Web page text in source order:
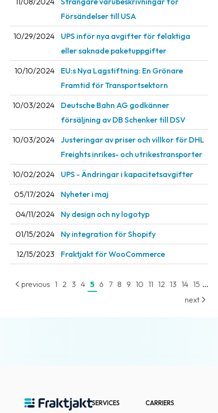
Försändelser till USA
10/29/2024
UPS inför nya avgifter för felaktiga
eller saknade paketuppgifter
10/10/2024
EU:s Nya Lagstiftning: En Grönare
Framtid för Transportsektorn
10/03/2024
Deutsche Bahn AG godkänner
försäljning av DB Schenker till DSV
10/03/2024
Justeringar av priser och villkor för DHL
Freights inrikes- och utrikestransporter
10/02/2024 UPS - Ändringar i kapacitetsavgifter
05/17/2024 Nyheter i maj
04/11/2024 Ny design och ny logotyp
01/15/2024 Ny integration för Shopify
12/15/2023 Fraktjakt för WooCommerce
previous 1 2 3 4 5 6 7 8 9 10 11 12 13 14 15 ...
next
SERVICES
CARRIERS